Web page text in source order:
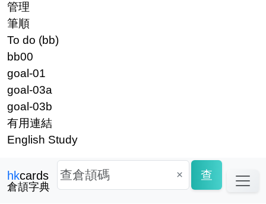
管理
筆順
To do (bb)
bb00
goal-01
goal-03a
goal-03b
有用連結
English Study
hkcards
倉頡字典
× 查